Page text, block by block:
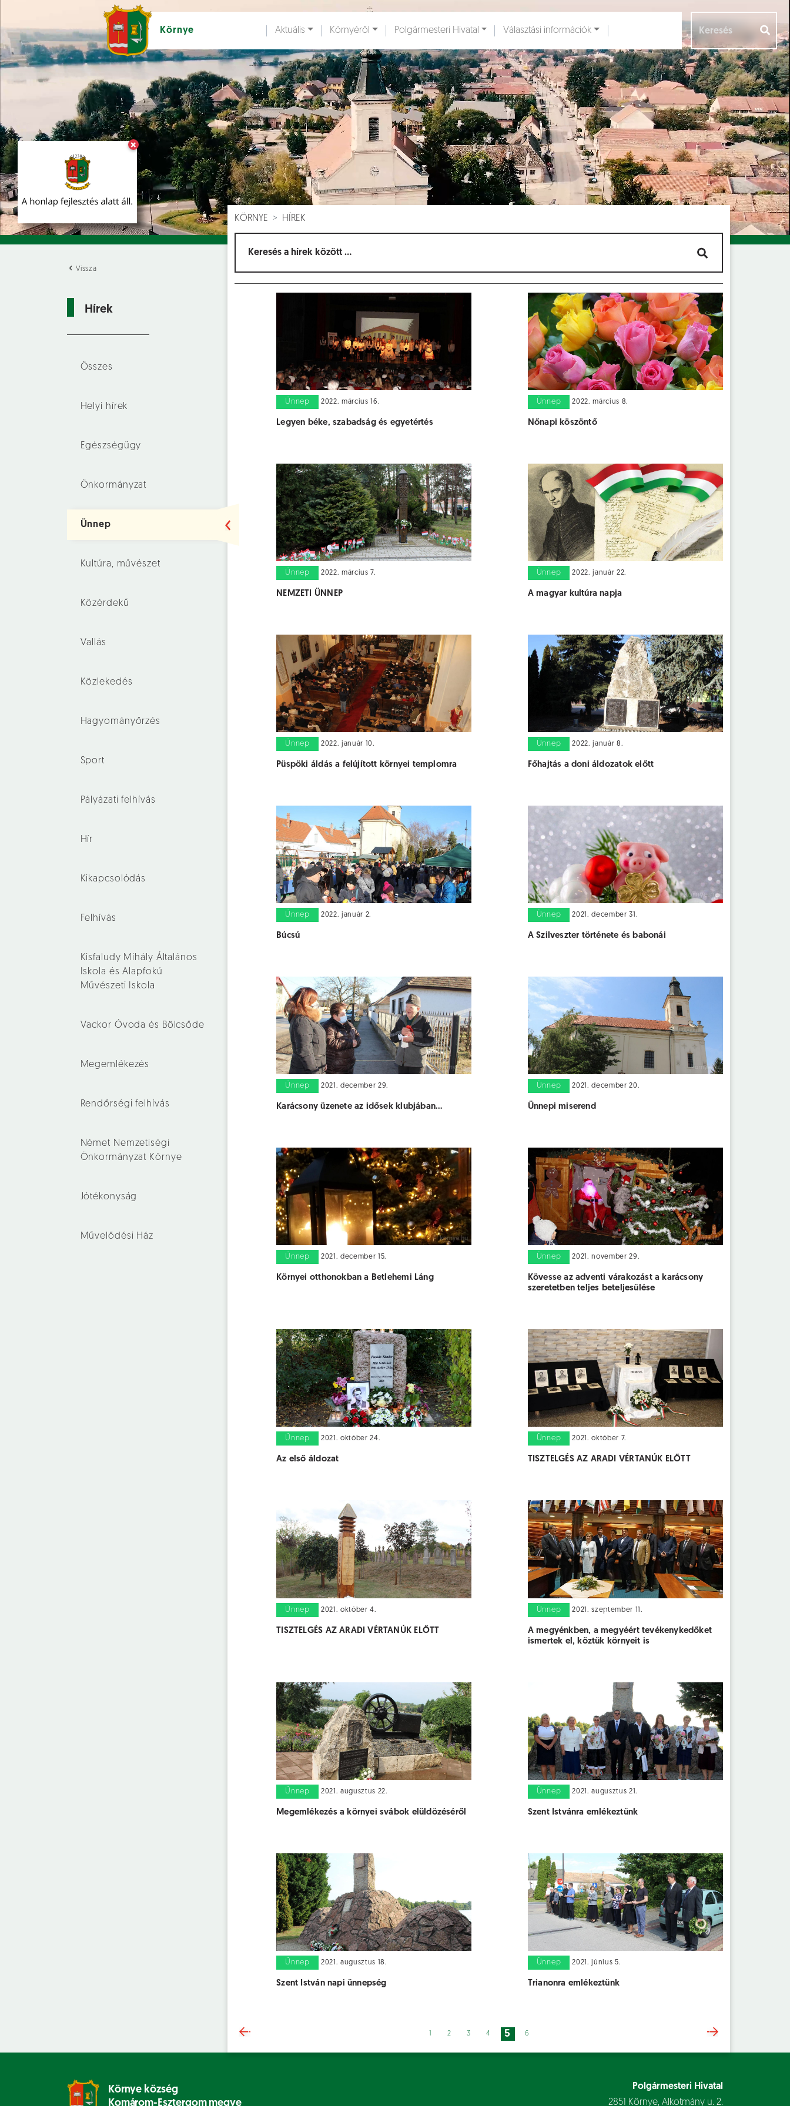
×
Környe
Ugrás a fő tartalomhoz
Aktuális Környéről Polgármesteri Hivatal Választási információk
Vissza
Hírek
Összes
Helyi hírek
Egészségügy
Önkormányzat
Ünnep
Kultúra, művészet
Közérdekű
Vallás
Közlekedés
Hagyományőrzés
Sport
Pályázati felhívás
Hír
Kikapcsolódás
Felhívás
Kisfaludy Mihály Általános
Iskola és Alapfokú
Művészeti Iskola
Vackor Óvoda és Bölcsőde
Megemlékezés
Rendőrségi felhívás
Német Nemzetiségi
Önkormányzat Környe
Jótékonyság
Művelődési Ház
KÖRNYE HÍREK
Ünnep 2022. március 16.
Legyen béke, szabadság és egyetértés
Ünnep 2022. március 8.
Nőnapi köszöntő
Ünnep 2022. március 7.
NEMZETI ÜNNEP
Ünnep 2022. január 22.
A magyar kultúra napja
Ünnep 2022. január 10.
Püspöki áldás a felújított környei templomra
Ünnep 2022. január 8.
Főhajtás a doni áldozatok előtt
Ünnep 2022. január 2.
Búcsú
Ünnep 2021. december 31.
A Szilveszter története és babonái
Ünnep 2021. december 29.
Karácsony üzenete az idősek klubjában…
Ünnep 2021. december 20.
Ünnepi miserend
Ünnep 2021. december 15.
Környei otthonokban a Betlehemi Láng
Ünnep 2021. november 29.
Kövesse az adventi várakozást a karácsony
szeretetben teljes beteljesülése
Ünnep 2021. október 24.
Az első áldozat
Ünnep 2021. október 7.
TISZTELGÉS AZ ARADI VÉRTANÚK ELŐTT
Ünnep 2021. október 4.
TISZTELGÉS AZ ARADI VÉRTANÚK ELŐTT
Ünnep 2021. szeptember 11.
A megyénkben, a megyéért tevékenykedőket
ismertek el, köztük környeit is
Ünnep 2021. augusztus 22.
Megemlékezés a környei svábok elüldözéséről
Ünnep 2021. augusztus 21.
Szent Istvánra emlékeztünk
Ünnep 2021. augusztus 18.
Szent István napi ünnepség
Ünnep 2021. június 5.
Trianonra emlékeztünk
2 3 4 5 6
Környe község
Komárom-Esztergom megye
Polgármesteri Hivatal
2851 Környe, Alkotmány u. 2.
Hírek [ Események [] Dokumentumok [] Aloldalak []